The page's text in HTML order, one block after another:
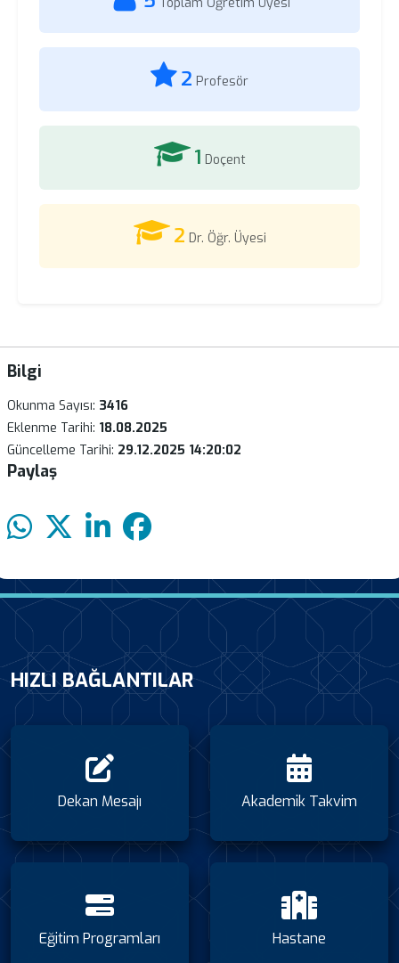
Toplam Öğretim Üyesi
2 Profesör
1 Doçent
2 Dr. Öğr. Üyesi
Bilgi
Okunma Sayısı: 3416
Eklenme Tarihi: 18.08.2025
Güncelleme Tarihi: 29.12.2025 14:20:02
Paylaş
HIZLI BAĞLANTILAR
Dekan Mesajı Akademik Takvim
Eğitim Programları Hastane